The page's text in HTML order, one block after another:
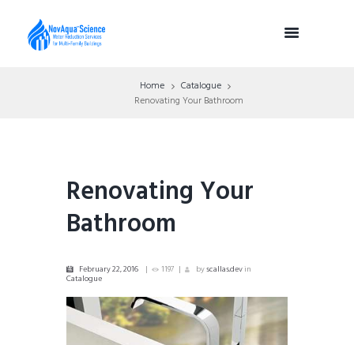
Home
Catalogue
Renovating Your Bathroom
Renovating Your
Bathroom
February 22, 2016 1197 byscallas.dev in
Catalogue